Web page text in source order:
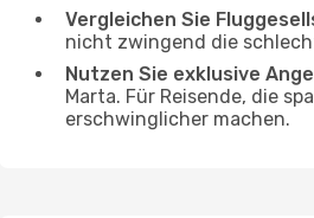
Vergleichen Sie
nicht zwingend die
Nutzen Sie exklusive
Marta. Für Reisende, die
erschwinglicher machen.